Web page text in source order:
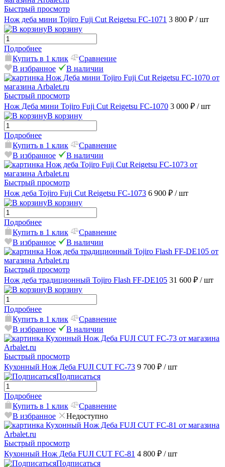
Быстрый просмотр
Нож деба мини Tojiro Fuji Cut Reigetsu FC-1071 3 800 ₽ / шт
В корзину
Подробнее
Купить в 1 клик
Сравнение
В избранное
В наличии
Быстрый просмотр
Нож Деба мини Tojiro Fuji Cut Reigetsu FC-1070 3 000 ₽ / шт
В корзину
Подробнее
Купить в 1 клик
Сравнение
В избранное
В наличии
Быстрый просмотр
Нож деба Tojiro Fuji Cut Reigetsu FC-1073 6 900 ₽ / шт
В корзину
Подробнее
Купить в 1 клик
Сравнение
В избранное
В наличии
Быстрый просмотр
Нож деба традиционный Tojiro Flash FF-DE105 31 600 ₽ / шт
В корзину
Подробнее
Купить в 1 клик
Сравнение
В избранное
В наличии
Быстрый просмотр
Кухонный Нож Деба FUJI CUT FC-73 9 700 ₽ / шт
Подписаться
Подробнее
Купить в 1 клик
Сравнение
В избранное
Недоступно
Быстрый просмотр
Кухонный Нож Деба FUJI CUT FC-81 4 800 ₽ / шт
Подписаться